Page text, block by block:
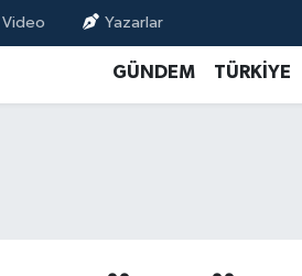
Video Yazarlar
GÜNDEM TÜRKİYE